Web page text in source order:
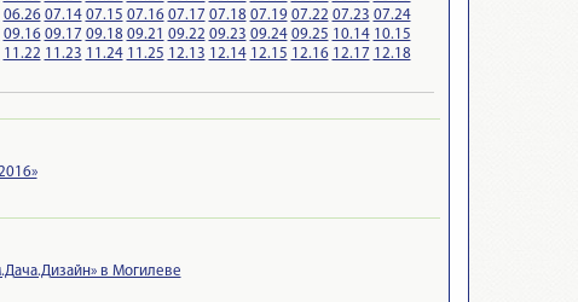
06.26 07.14 07.15 07.16 07.17 07.18 07.19 07.22 07.23 07.24
09.16 09.17 09.18 09.21 09.22 09.23 09.24 09.25 10.14 10.15
11.22 11.23 11.24 11.25 12.13 12.14 12.15 12.16 12.17 12.18
в Могилеве